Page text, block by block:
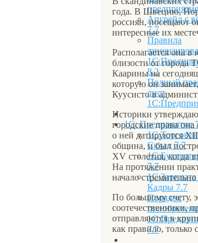
Апгрейд с
7.7
Правила
8.2
Полный
лист
1С: Предприятие
Склад 7.7
7.7
Кадры 7.7
Порядок
7.7
года. В Швецию,
россиян, посещают
интересные их
Располагается она
близости от города
Каарины на
которую он
Куусисто в
Историки
городские права
о ней датируются
община, и был
XV столетия, когда
На протяжении
начало
По большому счету,
соотечественники,
отправляются в
как правило, только